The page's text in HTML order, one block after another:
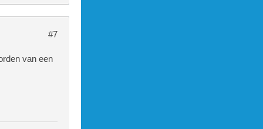
#7
van een